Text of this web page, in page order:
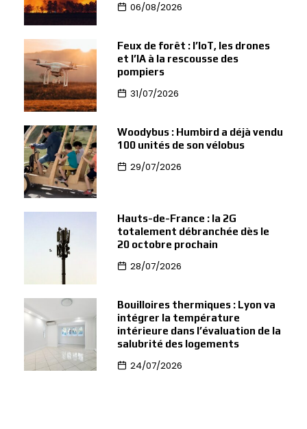
06/08/2026
Feux de forêt : l’IoT, les drones
et l’IA à la rescousse des
pompiers
31/07/2026
Woodybus : Humbird a déjà vendu
100 unités de son vélobus
29/07/2026
Hauts-de-France : la 2G
totalement débranchée dès le
20 octobre prochain
28/07/2026
Bouilloires thermiques : Lyon va
intégrer la température
intérieure dans l’évaluation de la
salubrité des logements
24/07/2026